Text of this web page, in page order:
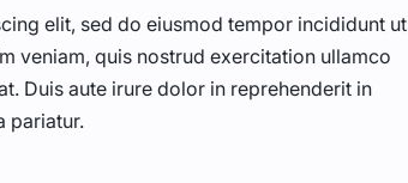
elit, sed do eiusmod tempor incididunt ut
veniam, quis nostrud exercitation ullamco
Duis aute irure dolor in reprehenderit in
pariatur.